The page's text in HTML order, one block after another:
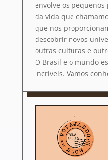
envolve os
da vida que
que nos
descobrir novos
outras culturas e
O Brasil e o mundo
incríveis. Vamos